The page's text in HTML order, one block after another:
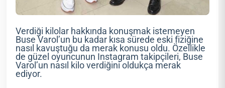
Verdiği kilolar hakkında konuşmak istemeyen
Buse Varol’un bu kadar kısa sürede eski fiziğine
nasıl kavuştuğu da merak konusu oldu. Özellikle
de güzel oyuncunun Instagram takipçileri, Buse
Varol’un nasıl kilo verdiğini oldukça merak
ediyor.